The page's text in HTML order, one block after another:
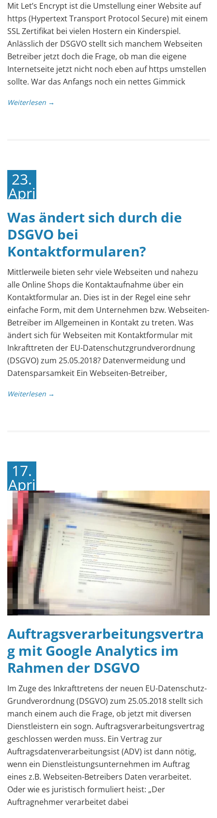
Mit Let’s Encrypt ist die Umstellung einer Website auf
https (Hypertext Transport Protocol Secure) mit einem
SSL Zertifikat bei vielen Hostern ein Kinderspiel.
Anlässlich der DSGVO stellt sich manchem Webseiten
Betreiber jetzt doch die Frage, ob man die eigene
Internetseite jetzt nicht noch eben auf https umstellen
sollte. War das Anfangs noch ein nettes Gimmick
Weiterlesen →
23.
April
2018
Was ändert sich durch die
DSGVO bei
Kontaktformularen?
Mittlerweile bieten sehr viele Webseiten und nahezu
alle Online Shops die Kontaktaufnahme über ein
Kontaktformular an. Dies ist in der Regel eine sehr
einfache Form, mit dem Unternehmen bzw. Webseiten-
Betreiber im Allgemeinen in Kontakt zu treten. Was
ändert sich für Webseiten mit Kontaktformular mit
Inkrafttreten der EU-Datenschutzgrundverordnung
(DSGVO) zum 25.05.2018? Datenvermeidung und
Datensparsamkeit Ein Webseiten-Betreiber,
Weiterlesen →
17.
April
2018
Auftragsverarbeitungsvertra
g mit Google Analytics im
Rahmen der DSGVO
Im Zuge des Inkrafttretens der neuen EU-Datenschutz-
Grundverordnung (DSGVO) zum 25.05.2018 stellt sich
manch einem auch die Frage, ob jetzt mit diversen
Dienstleistern ein sogn. Auftragsverarbeitungsvertrag
geschlossen werden muss. Ein Vertrag zur
Auftragsdatenverarbeitungsist (ADV) ist dann nötig,
wenn ein Dienstleistungsunternehmen im Auftrag
eines z.B. Webseiten-Betreibers Daten verarbeitet.
Oder wie es juristisch formuliert heist: „Der
Auftragnehmer verarbeitet dabei